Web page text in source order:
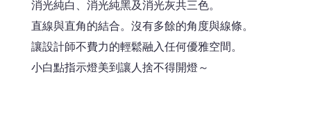
消光純白、消光純黑及消光灰共三色。
直線與直角的結合。沒有多餘的角度與線條。
讓設計師不費力的輕鬆融入任何優雅空間。
小白點指示燈美到讓人捨不得開燈～